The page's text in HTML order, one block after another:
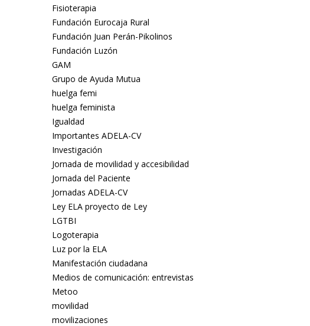
Fisioterapia
Fundación Eurocaja Rural
Fundación Juan Perán-Pikolinos
Fundación Luzón
GAM
Grupo de Ayuda Mutua
huelga femi
huelga feminista
Igualdad
Importantes ADELA-CV
Investigación
Jornada de movilidad y accesibilidad
Jornada del Paciente
Jornadas ADELA-CV
Ley ELA proyecto de Ley
LGTBI
Logoterapia
Luz por la ELA
Manifestación ciudadana
Medios de comunicación: entrevistas
Metoo
movilidad
movilizaciones